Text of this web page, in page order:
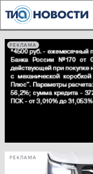
РЕКЛАМА
РЕКЛАМА